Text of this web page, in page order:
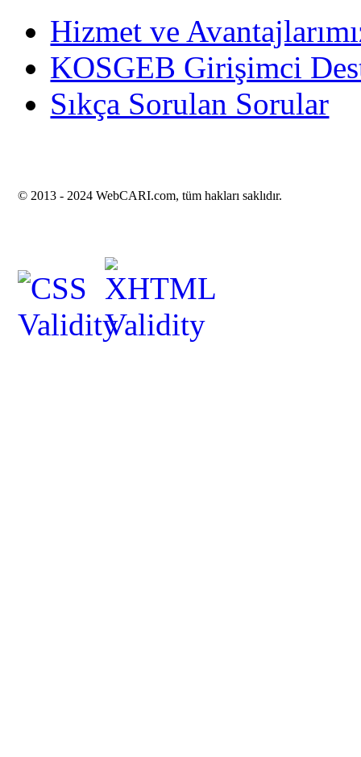
Hizmet ve
KOSGEB Girişimci
Sıkça Sorulan Sorular
© 2013 - 2024 WebCARI.com, tüm hakları saklıdır.